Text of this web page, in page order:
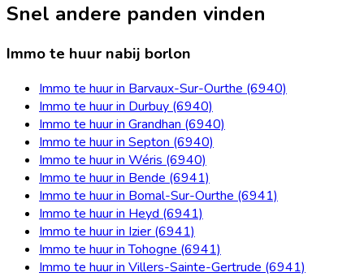
Snel andere panden vinden
Immo te huur nabij borlon
Immo te huur in Barvaux-Sur-Ourthe (6940)
Immo te huur in Durbuy (6940)
Immo te huur in Grandhan (6940)
Immo te huur in Septon (6940)
Immo te huur in Wéris (6940)
Immo te huur in Bende (6941)
Immo te huur in Bomal-Sur-Ourthe (6941)
Immo te huur in Heyd (6941)
Immo te huur in Izier (6941)
Immo te huur in Tohogne (6941)
Immo te huur in Villers-Sainte-Gertrude (6941)